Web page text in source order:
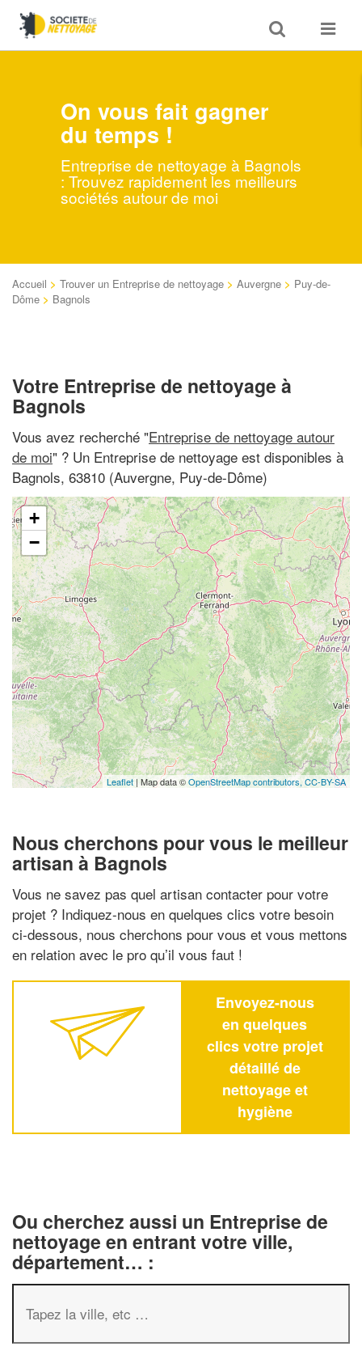
Toggle
search
Toggle
On vous fait gagner
du temps !
Entreprise de nettoyage à Bagnols
: Trouvez rapidement les meilleurs
sociétés autour de moi
Accueil > Trouver un Entreprise de nettoyage > Auvergne > Puy-de-
Dôme > Bagnols
Votre Entreprise de nettoyage à
Bagnols
Vous avez recherché "Entreprise de nettoyage autour
de moi" ? Un Entreprise de nettoyage est disponibles à
Bagnols, 63810 (Auvergne, Puy-de-Dôme)
+
−
Leaflet | Map data ©OpenStreetMap contributors, CC-BY-SA
Nous cherchons pour vous le meilleur
artisan à Bagnols
Vous ne savez pas quel artisan contacter pour votre
projet ? Indiquez-nous en quelques clics votre besoin
ci-dessous, nous cherchons pour vous et vous mettons
en relation avec le pro qu’il vous faut !
Envoyez-nous
en quelques
clics votre projet
détaillé de
nettoyage et
hygiène
Ou cherchez aussi un Entreprise de
nettoyage en entrant votre ville,
département… :